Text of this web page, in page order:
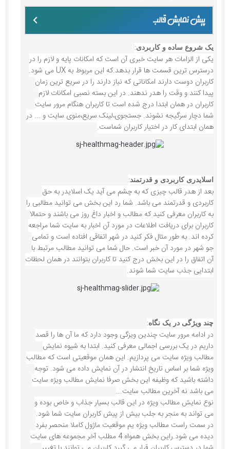
یک شروع ساده و کاربردی:
یکی از الزامات هر سایت خبری آن است که امکانات پایه و لازم را در
درسترس ترین قسمت ها قرار بدهد.که این مربوط به UX می شود.
کاربران دوست دارند امکاناتی که نیاز دارند را در سریع ترین زمان
پیدا کنند و وقت را هدر ندهند. در این بسته نصبی امکانات لازم
کاربران در همان ابتدا درج شده است تا کاربران هنگام مرور سایت
شما دچار سرگیجه نشوند. جستجوی،لینک سریع،منوی سایت و ... در
همان ابتدای کار در اختیار کاربران شماست.
اسلایدری کاربردی و قدرتمند:
بعد از هدر قالب چیزی که به چشم می آید یک اسلایدر به حق
کاربردی و قدرتمند می باشد. شما رد این بخش می توانید مطالبی را
به کاربران معرفی کنید که مطالب و اخبار داغ روز می باشند و حتمالا
کاربران برای دریافت اطلاعات در مورد آن اخبار به سایت شما مراجعه
کرده اند. به طور مثال فکر کنید در شهر اتفاقی افتاده است و تمامی
جو شهر در مورد آن خبر است. حال شما می توانید مطالب مرتبط با
آن اتفاق را در این بخش درج کنید تا کاربران بتوانند در همان لحظات
ابتدایی جذب سایت شما شوند.
چند ویژگی در یک نگاه:
در ادامه مرور سایت چندین ویزگی وجود دارد که ما آن ها را قصد
داریم در یک بررسی اجمالی معرفی کنید. ابتدا به شیوه نمایش
مطالب ویژه سایت می پردازیم. این همان موقعیتی است که مطالب
ویژه شما بر اساس تاریخ انتشار در آن نمایش داده می شود. توجه
داشته باشید که وظیفه این بخش صرفا نمایش مطالب ویژه سایت
می باشد نه آخرین مطالب سایت...
نوع نمایش مطالب ویژه در این قالب بسیار جذاب و خاص بوده و
می تواند به منجر به جلب بیش از پیش کاربران سایت شما شود.
در سمت راست مطالب ویژه یم موقعیت ماژول کاملا منحصر بفرد
دیده می شود.راین بخش همواه 4 مطلب آخر مجموعه های سایت